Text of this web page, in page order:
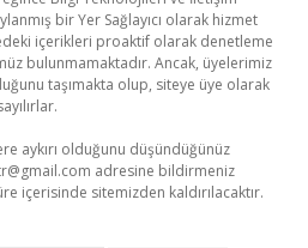
bir Yer Sağlayıcı olarak hizmet
içerikleri proaktif olarak denetleme
bulunmamaktadır. Ancak, üyelerimiz
taşımakta olup, siteye üye olarak
aykırı olduğunu düşündüğünüz
adresine bildirmeniz
içerisinde sitemizden kaldırılacaktır.